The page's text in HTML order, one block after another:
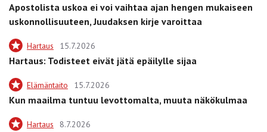
Apostolista uskoa ei voi vaihtaa ajan hengen mukaiseen
uskonnollisuuteen, Juudaksen kirje varoittaa
Hartaus 15.7.2026
Hartaus: Todisteet eivät jätä epäilylle sijaa
Elämäntaito 15.7.2026
Kun maailma tuntuu levottomalta, muuta näkökulmaa
Hartaus 8.7.2026